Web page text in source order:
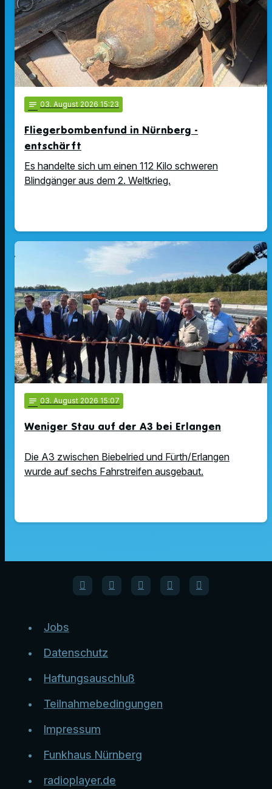
notes 03. August 2026 15:23
Fliegerbombenfund in Nürnberg -
entschärft
Es handelte sich um einen 112 Kilo schweren
Blindgänger aus dem 2. Weltkrieg.
notes 03. August 2026 15:07
Weniger Stau auf der A3 bei Erlangen
Die A3 zwischen Biebelried und Fürth/Erlangen
wurde auf sechs Fahrstreifen ausgebaut.
Jobs
Datenschutz
Haftungsauschluß
Teilnahmebedingungen
Impressum
Funkhaus Nürnberg
radioplayer.de